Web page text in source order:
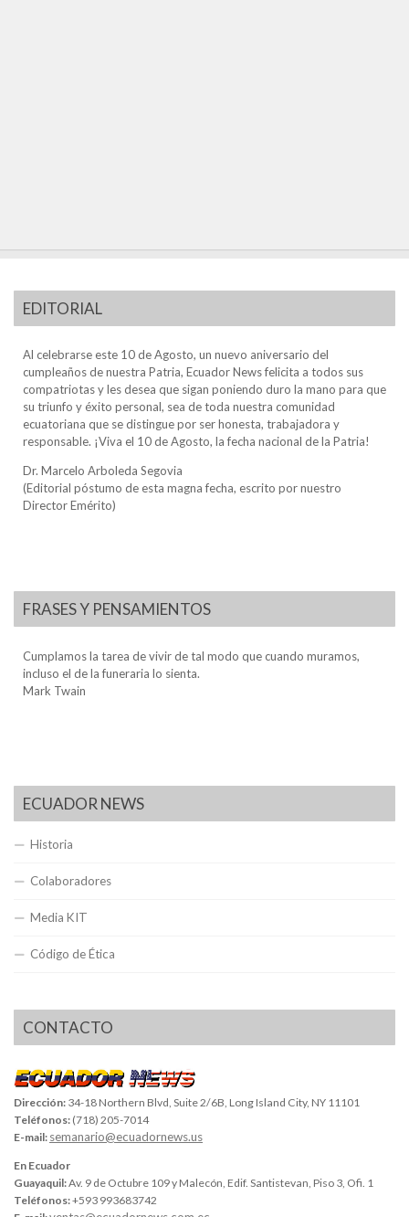
EDITORIAL
Al celebrarse este 10 de Agosto, un nuevo aniversario del
cumpleaños de nuestra Patria, Ecuador News felicita a todos sus
compatriotas y les desea que sigan poniendo duro la mano para que
su triunfo y éxito personal, sea de toda nuestra comunidad
ecuatoriana que se distingue por ser honesta, trabajadora y
responsable. ¡Viva el 10 de Agosto, la fecha nacional de la Patria!
Dr. Marcelo Arboleda Segovia
(Editorial póstumo de esta magna fecha, escrito por nuestro
Director Emérito)
FRASES Y PENSAMIENTOS
Cumplamos la tarea de vivir de tal modo que cuando muramos,
incluso el de la funeraria lo sienta.
Mark Twain
ECUADOR NEWS
Historia
Colaboradores
Media KIT
Código de Ética
CONTACTO
Dirección: 34-18 Northern Blvd, Suite 2/6B, Long Island City, NY 11101
Teléfonos: (718) 205-7014
E-mail: semanario@ecuadornews.us
En Ecuador
Guayaquil:Av. 9 de Octubre 109 y Malecón, Edif. Santistevan, Piso 3, Ofi. 1
Teléfonos:+593 993683742